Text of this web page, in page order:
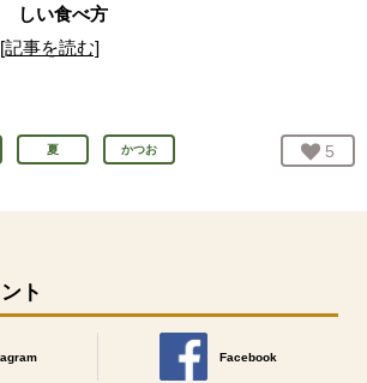
しい食べ方
[記事を読む]
夏 かつお お気
5
ト
ィンドウで開きます。
Facebook
別のウィンドウで開きます